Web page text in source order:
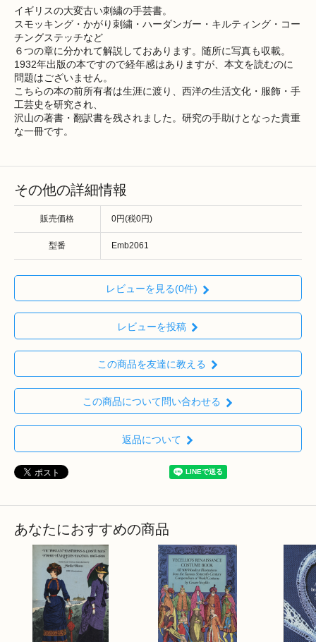
イギリスの大変古い刺繍の手芸書。
スモッキング・かがり刺繍・ハーダンガー・キルティング・コー
チングステッチなど
６つの章に分かれて解説しておあります。随所に写真も収載。
1932年出版の本ですので経年感はありますが、本文を読むのに
問題はございません。
こちらの本の前所有者は生涯に渡り、西洋の生活文化・服飾・手
工芸史を研究され、
沢山の著書・翻訳書を残されました。研究の手助けとなった貴重
な一冊です。
その他の詳細情報
販売価格 0円(税0円)
型番 Emb2061
レビューを見る(0件)
レビューを投稿
この商品を友達に教える
この商品について問い合わせる
返品について
あなたにおすすめの商品